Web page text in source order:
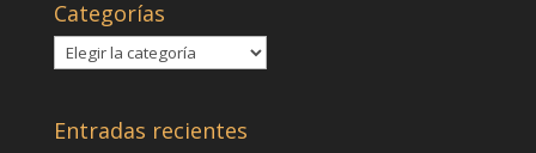
Categorías
Categorías
Entradas recientes